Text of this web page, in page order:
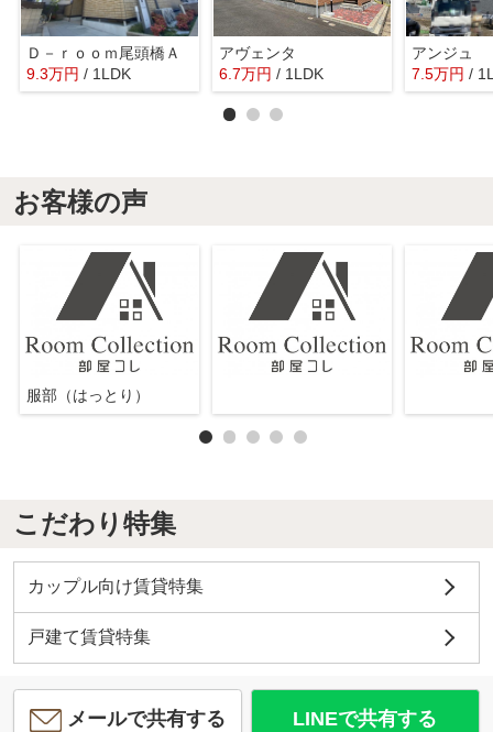
Ｄ－ｒｏｏｍ尾頭橋Ａ
9.3万円 / 1LDK
アヴェンタ
6.7万円 / 1LDK
アンジュ
7.5万円 /
お客様の声
服部（はっとり）
こだわり特集
カップル向け賃貸特集
戸建て賃貸特集
メールで共有する LINEで共有する